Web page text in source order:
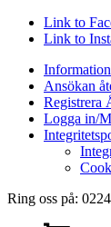
Link to
Link to
Ansökan
Registrera
Logga in/
Ring oss på: